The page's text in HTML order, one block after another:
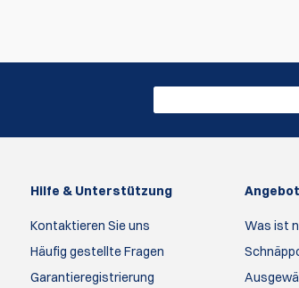
Hilfe & Unterstützung
Kontaktieren Sie uns
Häufig gestellte Fragen
Garantieregistrierung
Was ist